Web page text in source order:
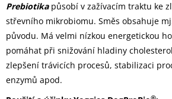
Prebiotika působí v zažívacím traktu ke
střevního mikrobiomu. Směs obsahuje
původu. Má velmi nízkou energetickou
pomáhat při snižování hladiny
zlepšení trávicích procesů, stabilizaci
enzymů apod.